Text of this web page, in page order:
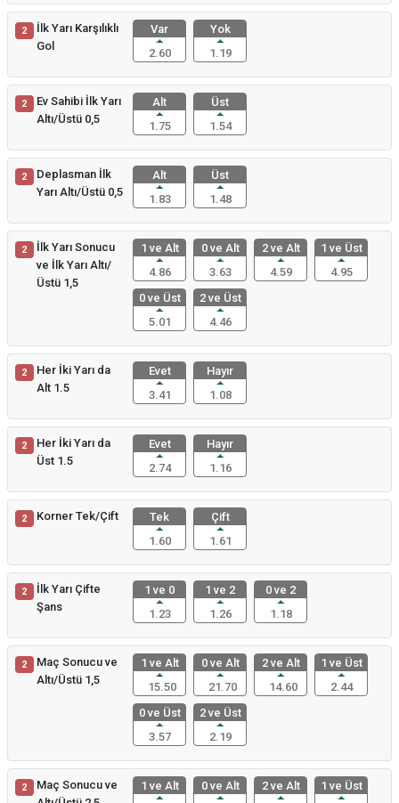
2
İlk Yarı Karşılıklı
Gol
Var
2.60
Yok
1.19
2
Ev Sahibi İlk Yarı
Altı/Üstü 0,5
Alt
1.75
Üst
1.54
2
Deplasman İlk
Yarı Altı/Üstü 0,5
Alt
1.83
Üst
1.48
2
İlk Yarı Sonucu
ve İlk Yarı Altı/
Üstü 1,5
1 ve Alt
4.86
0 ve Alt
3.63
2 ve Alt
4.59
1 ve Üst
4.95
0 ve Üst
5.01
2 ve Üst
4.46
2
Her İki Yarı da
Alt 1.5
Evet
3.41
Hayır
1.08
2
Her İki Yarı da
Üst 1.5
Evet
2.74
Hayır
1.16
2 Korner Tek/Çift
Tek
1.60
Çift
1.61
2
İlk Yarı Çifte
Şans
1 ve 0
1.23
1 ve 2
1.26
0 ve 2
1.18
2
Maç Sonucu ve
Altı/Üstü 1,5
1 ve Alt
15.50
0 ve Alt
21.70
2 ve Alt
14.60
1 ve Üst
2.44
0 ve Üst
3.57
2 ve Üst
2.19
2
Maç Sonucu ve
1 ve Alt 0 ve Alt 2 ve Alt 1 ve Üst